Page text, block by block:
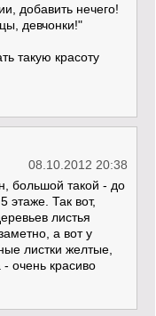
добавить нечего!
девчонки!"
такую красоту
08.10.2012 20:38
большой такой - до
этаже. Так вот,
листья
а вот у
листки желтые,
очень красиво